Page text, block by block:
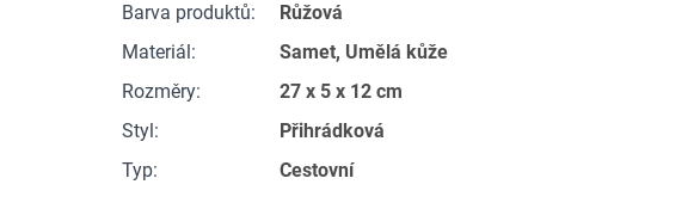
Barva produktů:
Růžová
Materiál :
Samet, Umělá kůže
Rozměry:
27 x 5 x 12 cm
Styl :
Přihrádková
Typ: Cestovní